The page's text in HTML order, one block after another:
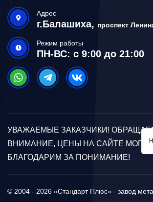
Адрес
г.Балашиха, проспект
Режим работы
ПН-ВС: с 9:00 до 21:00
УВАЖАЕМЫЕ ЗАКАЗЧИКИ!
ВНИМАНИЕ, ЦЕНЫ НА САЙТЕ
БЛАГОДАРИМ ЗА ПОНИМАНИЕ!
© 2004 - 2026 «Стандарт Плюс» - завод